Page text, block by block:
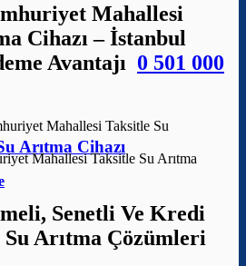
Arıtma Cihazı
Mahallesi
Cihazı – İstanbul
Avantajı 0 501 000
Mahallesi Taksitle Su Arıtma
Senetli Ve Kredi
Arıtma Çözümleri